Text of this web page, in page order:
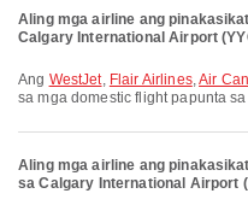
Aling mga airline ang
Calgary International Airport
Ang WestJet, Flair Airlines,Air
sa mga domestic flight papunta
Aling mga airline ang
sa Calgary International Airport